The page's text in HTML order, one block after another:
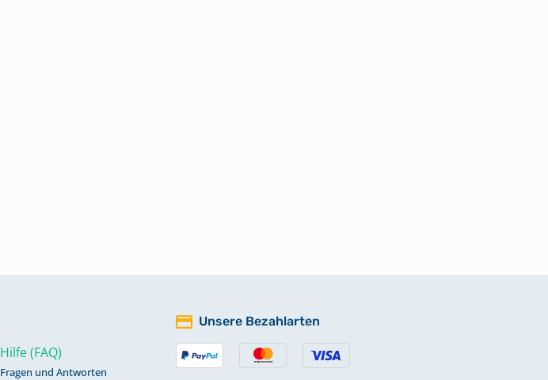
Hilfe (FAQ)
Fragen und Antworten
Unsere Bezahlarten